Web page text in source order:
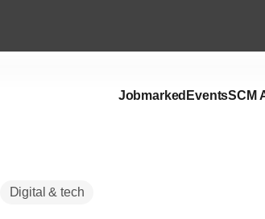
Jobmarked EventsSCM
Digital & tech